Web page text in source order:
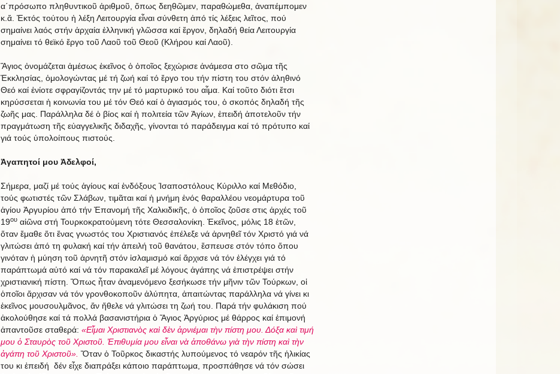
α΄πρόσωπο πληθυντικοῦ ἀριθμοῦ, ὅπως δεηθῶμεν, παραθώμεθα, ἀναπέμπομεν
κ.ἄ. Ἐκτός τούτου ἡ λέξη Λειτουργία εἶναι σύνθετη ἀπό τίς λέξεις λεῖτος, πού
σημαίνει λαός στήν ἀρχαία ἑλληνική γλῶσσα καί ἔργον, δηλαδή θεία Λειτουργία
σημαίνει τό θεϊκό ἔργο τοῦ Λαοῦ τοῦ Θεοῦ (Κλήρου καί Λαοῦ).
Ἅγιος ὀνομάζεται ἀμέσως ἐκεῖνος ὁ ὁποῖος ξεχώρισε ἀνάμεσα στο σῶμα τῆς
Ἐκκλησίας, ὁμολογώντας μέ τή ζωή καί τό ἔργο του τήν πίστη του στόν ἀληθινό
Θεό καί ἐνίοτε σφραγίζοντάς την μέ τό μαρτυρικό του αἷμα. Καί τοῦτο διότι ἔτσι
κηρύσσεται ἡ κοινωνία του μέ τόν Θεό καί ὁ ἁγιασμός του, ὁ σκοπός δηλαδή τῆς
ζωῆς μας. Παράλληλα δέ ὁ βίος καί ἡ πολιτεία τῶν Ἁγίων, ἐπειδή ἀποτελοῦν τήν
πραγμάτωση τῆς εὐαγγελικῆς διδαχῆς, γίνονται τό παράδειγμα καί τό πρότυπο καί
γιά τούς ὑπολοίπους πιστούς.
Ἀγαπητοί μου Ἀδελφοί,
Σήμερα, μαζί μέ τούς ἁγίους καί ἐνδόξους Ἰσαποστόλους Κύριλλο καί Μεθόδιο,
τούς φωτιστές τῶν Σλάβων, τιμᾶται καί ἡ μνήμη ἑνός θαραλλέου νεομάρτυρα τοῦ
ἁγίου Ἀργυρίου ἀπό τήν Ἐπανομή τῆς Χαλκιδικῆς, ὁ ὁποῖος ζοῦσε στις ἀρχές τοῦ
19ουαἰῶνα στή Τουρκοκρατούμενη τότε Θεσσαλονίκη. Ἐκεῖνος, μόλις 18 ἐτῶν,
ὅταν ἔμαθε ὅτι ἕνας γνωστός του Χριστιανός ἐπέλεξε νά ἀρνηθεῖ τόν Χριστό γιά νά
γλιτώσει ἀπό τη φυλακή καί τήν ἀπειλή τοῦ θανάτου, ἔσπευσε στόν τόπο ὅπου
γινόταν ἡ μύηση τοῦ ἀρνητῆ στόν ἰσλαμισμό καί ἄρχισε νά τόν ἐλέγχει γιά τό
παράπτωμά αὐτό καί νά τόν παρακαλεῖ μέ λόγους ἀγάπης νά ἐπιστρέψει στήν
χριστιανική πίστη. Ὅπως ἦταν ἀναμενόμενο ξεσήκωσε τήν μῆνιν τῶν Τούρκων, οἱ
ὁποῖοι ἄρχισαν νά τόν γρονθοκοποῦν ἀλύπητα, ἀπαιτώντας παράλληλα νά γίνει κι
ἐκεῖνος μουσουλμᾶνος, ἄν ἤθελε νά γλιτώσει τη ζωή του. Παρά τήν φυλάκιση πού
ἀκολούθησε καί τά πολλά βασανιστήρια ὁ Ἅγιος Ἀργύριος μέ θάρρος καί ἐπιμονή
ἀπαντοῦσε σταθερά: «Εἶμαι Χριστιανὸς καὶ δὲν ἀρνιέμαι τὴν πίστη μου. Δόξα καὶ τιμή
μου ὁ Σταυρὸς τοῦ Χριστοῦ. Ἐπιθυμία μου εἶναι νὰ ἀποθάνω γιὰ τὴν πίστη καὶ τὴν
ἀγάπη τοῦ Χριστοῦ». Ὅταν ὁ Τοῦρκος δικαστής λυπούμενος τό νεαρόν τῆς ἡλικίας
του κι ἐπειδή δέν εἶχε διαπράξει κάποιο παράπτωμα, προσπάθησε νά τόν σώσει